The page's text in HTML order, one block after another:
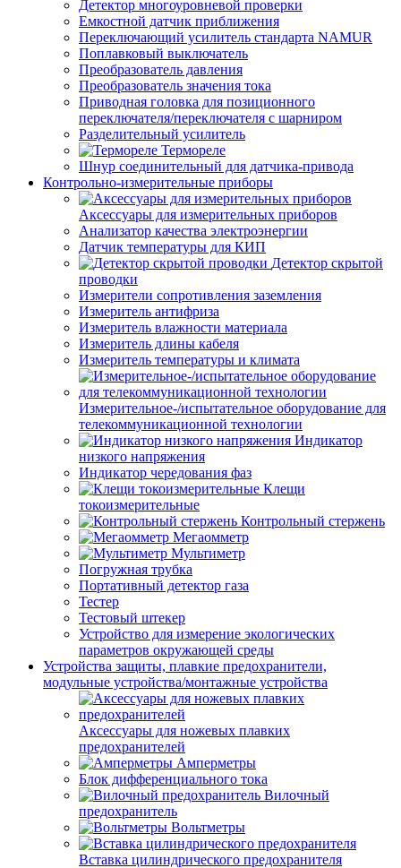
Детектор многоуровневой проверки
Емкостной датчик приближения
Переключающий усилитель стандарта NAMUR
Поплавковый выключатель
Преобразователь давления
Преобразователь значения тока
Приводная головка для позиционного
переключателя/переключателя с шарниром
Разделительный усилитель
Термореле
Шнур соединительный для датчика-привода
Контрольно-измерительные приборы
Аксессуары для измерительных приборов
Анализатор качества электроэнергии
Датчик температуры для КИП
Детектор скрытой
проводки
Измерители сопротивления заземления
Измеритель антифриза
Измеритель влажности материала
Измеритель длины кабеля
Измеритель температуры и климата
Измерительное-/испытательное оборудование для
телекоммуникационной технологии
Индикатор
низкого напряжения
Индикатор чередования фаз
Клещи
токоизмерительные
Контрольный стержень
Мегаомметр
Мультиметр
Погружная трубка
Портативный детектор газа
Тестер
Тестовый штекер
Устройство для измерение экологических
параметров окружающей среды
Устройства защиты, плавкие предохранители,
модульные устройства/монтажные устройства
Аксессуары для ножевых плавких
предохранителей
Амперметры
Блок дифференциального тока
Вилочный
предохранитель
Вольтметры
Вставка цилиндрического предохранителя